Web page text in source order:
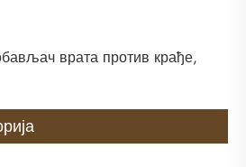
врата против крађе,